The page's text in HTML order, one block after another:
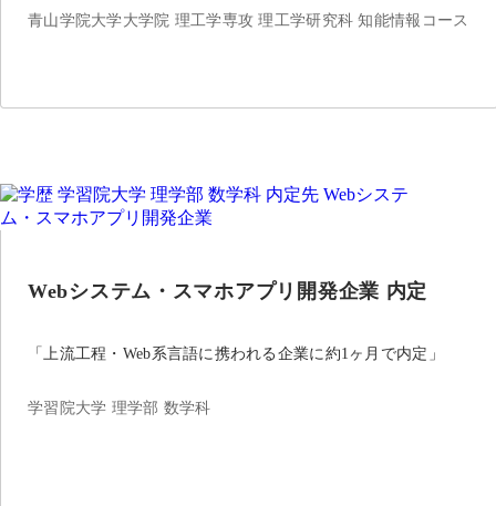
青山学院大学大学院 理工学専攻 理工学研究科 知能情報コース
Webシステム・スマホアプリ開発企業 内定
「上流工程・Web系言語に携われる企業に約1ヶ月で内定」
学習院大学 理学部 数学科